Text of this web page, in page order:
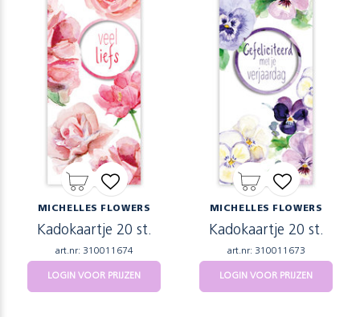
MICHELLES FLOWERS
Kadokaartje 20 st.
art.nr: 310011674
LOGIN VOOR PRIJZEN
MICHELLES FLOWERS
Kadokaartje 20 st.
art.nr: 310011673
LOGIN VOOR PRIJZEN